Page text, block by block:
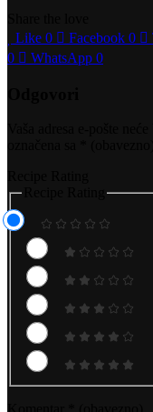
Like 0 Facebook 0
0
WhatsApp 0